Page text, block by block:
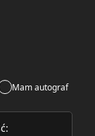
Mam autograf